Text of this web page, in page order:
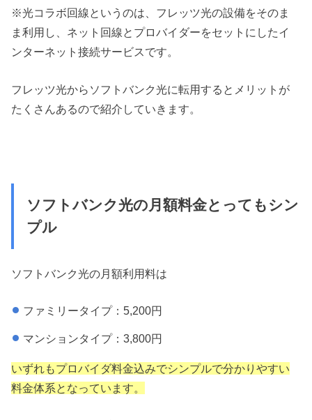
※光コラボ回線というのは、フレッツ光の設備をそのま
ま利用し、ネット回線とプロバイダーをセットにしたイ
ンターネット接続サービスです。
フレッツ光からソフトバンク光に転用するとメリットが
たくさんあるので紹介していきます。
ソフトバンク光の月額料金とってもシン
プル
ソフトバンク光の月額利用料は
ファミリータイプ：5,200円
マンションタイプ：3,800円
いずれもプロバイダ料金込みでシンプルで分かりやすい
料金体系となっています。